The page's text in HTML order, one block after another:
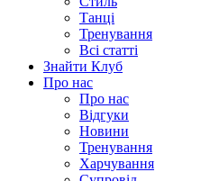
Танці
Тренування
Всі статті
Знайти Клуб
Про нас
Про нас
Відгуки
Новини
Тренування
Харчування